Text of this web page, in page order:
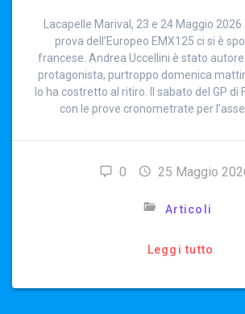
Lacapelle Marival, 23 e 24 Maggio
prova dell’Europeo EMX125 ci si è
francese. Andrea Uccellini è stato
protagonista, purtroppo domenica
lo ha costretto al ritiro. Il sabato del GP di
con le prove cronometrate per
0 25 Maggio
Articoli
Leggi tutto